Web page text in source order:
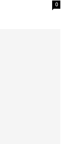
0